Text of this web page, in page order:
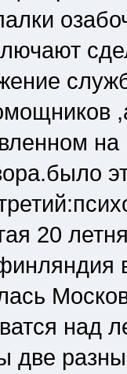
на
20
над
две